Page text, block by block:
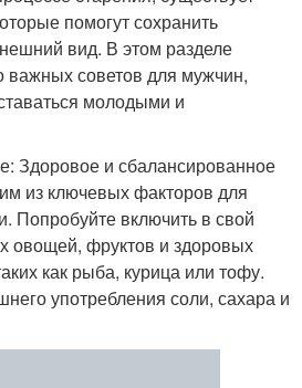
помогут сохранить
вид. В этом разделе
важных советов для мужчин,
молодыми и
Здоровое и сбалансированное
из ключевых факторов для
Попробуйте включить в свой
овощей, фруктов и здоровых
как рыба, курица или тофу.
употребления соли, сахара и